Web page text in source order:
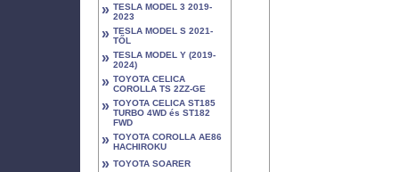
» TESLA MODEL 3 2019-
2023
» TESLA MODEL S 2021-
TŐL
» TESLA MODEL Y (2019-
2024)
» TOYOTA CELICA
COROLLA TS 2ZZ-GE
» TOYOTA CELICA ST185
TURBO 4WD és ST182
FWD
» TOYOTA COROLLA AE86
HACHIROKU
» TOYOTA SOARER